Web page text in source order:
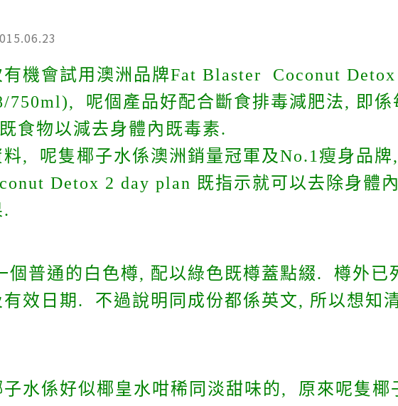
有機會試用澳洲品牌Fat Blaster Coconut
750ml), 呢個產品好配合斷食排毒減肥法, 即係
食物以減去身體內既毒素.
料, 呢隻椰子水係澳洲銷量冠軍及No.1瘦身品牌
Detox 2 day plan 既指示就可以去除身體
個普通的白色樽, 配以綠色既樽蓋點綴. 樽外已
有效日期. 不過說明同成份都係英文, 所以想知
子水係好似椰皇水咁稀同淡甜味的, 原來呢隻椰